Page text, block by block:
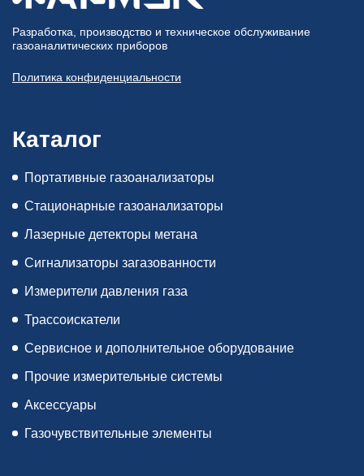
Разработка, производство и техническое обслуживание
газоаналитических приборов
Политика конфиденциальности
Каталог
Портативные газоанализаторы
Стационарные газоанализаторы
Лазерные детекторы метана
Сигнализаторы загазованности
Измерители давления газа
Трассоискатели
Сервисное и дополнительное оборудование
Прочие измерительные системы
Аксессуары
Газочувствительные элементы